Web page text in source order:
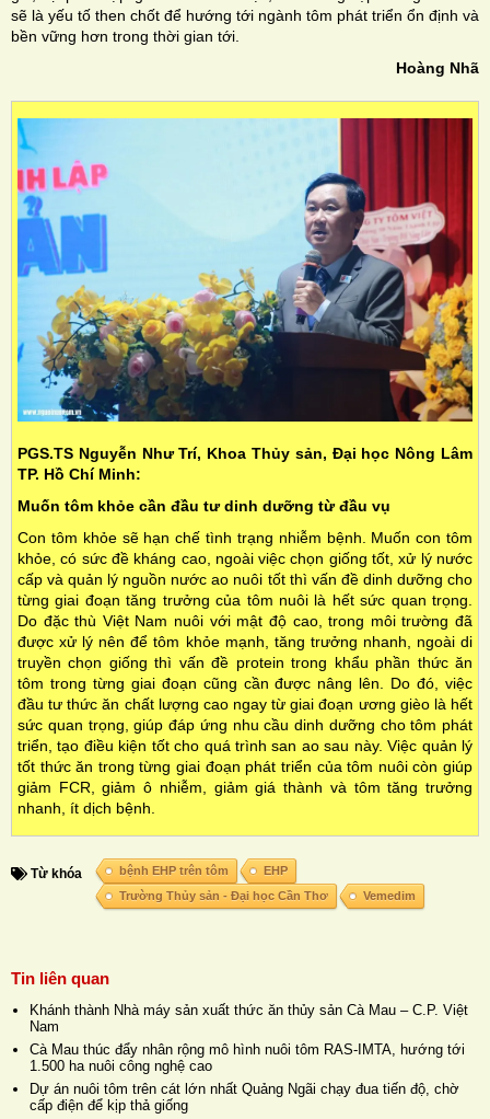
sẽ là yếu tố then chốt để hướng tới ngành tôm phát triển ổn định và
bền vững hơn trong thời gian tới.
Hoàng Nhã
PGS.TS Nguyễn Như Trí, Khoa Thủy sản, Đại học Nông Lâm
TP. Hồ Chí Minh:
Muốn tôm khỏe cần đầu tư dinh dưỡng từ đầu vụ
Con tôm khỏe sẽ hạn chế tình trạng nhiễm bệnh. Muốn con tôm
khỏe, có sức đề kháng cao, ngoài việc chọn giống tốt, xử lý nước
cấp và quản lý nguồn nước ao nuôi tốt thì vấn đề dinh dưỡng cho
từng giai đoạn tăng trưởng của tôm nuôi là hết sức quan trọng.
Do đặc thù Việt Nam nuôi với mật độ cao, trong môi trường đã
được xử lý nên để tôm khỏe mạnh, tăng trưởng nhanh, ngoài di
truyền chọn giống thì vấn đề protein trong khẩu phần thức ăn
tôm trong từng giai đoạn cũng cần được nâng lên. Do đó, việc
đầu tư thức ăn chất lượng cao ngay từ giai đoạn ương gièo là hết
sức quan trọng, giúp đáp ứng nhu cầu dinh dưỡng cho tôm phát
triển, tạo điều kiện tốt cho quá trình san ao sau này. Việc quản lý
tốt thức ăn trong từng giai đoạn phát triển của tôm nuôi còn giúp
giảm FCR, giảm ô nhiễm, giảm giá thành và tôm tăng trưởng
nhanh, ít dịch bệnh.
Từ khóa bệnh EHP trên tôm
EHP
Trường Thủy sản - Đại học Cần Thơ
Vemedim
Tin liên quan
Khánh thành Nhà máy sản xuất thức ăn thủy sản Cà Mau – C.P. Việt
Nam
Cà Mau thúc đẩy nhân rộng mô hình nuôi tôm RAS-IMTA, hướng tới
1.500 ha nuôi công nghệ cao
Dự án nuôi tôm trên cát lớn nhất Quảng Ngãi chạy đua tiến độ, chờ
cấp điện để kịp thả giống